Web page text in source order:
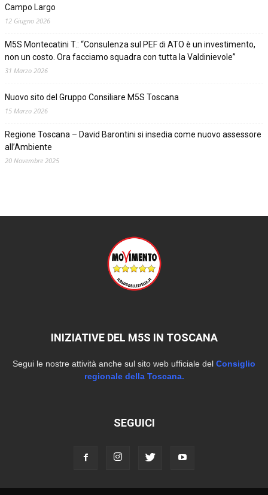
Campo Largo
12 Giugno 2026
M5S Montecatini T.: “Consulenza sul PEF di ATO è un investimento,
non un costo. Ora facciamo squadra con tutta la Valdinievole”
31 Marzo 2026
Nuovo sito del Gruppo Consiliare M5S Toscana
15 Marzo 2026
Regione Toscana – David Barontini si insedia come nuovo assessore
all’Ambiente
20 Novembre 2025
INIZIATIVE DEL M5S IN TOSCANA
Segui le nostre attività anche sul sito web ufficiale del Consiglio
regionale della Toscana.
SEGUICI